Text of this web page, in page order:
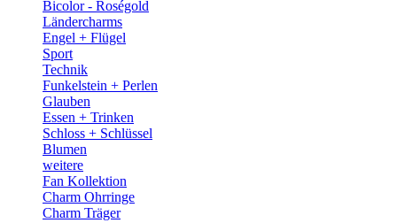
Bicolor - Roségold
Ländercharms
Engel + Flügel
Sport
Technik
Funkelstein + Perlen
Glauben
Essen + Trinken
Schloss + Schlüssel
Blumen
weitere
Fan Kollektion
Charm Ohrringe
Charm Träger